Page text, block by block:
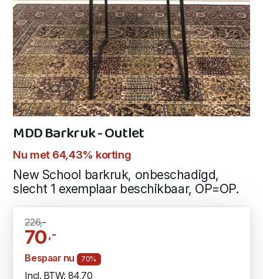
MDD Barkruk - Outlet
Nu met 64,43% korting
New School barkruk, onbeschadigd,
slecht 1 exemplaar beschikbaar, OP=OP.
226,-
70,-
Bespaar nu 70%
Incl. BTW: 84,70